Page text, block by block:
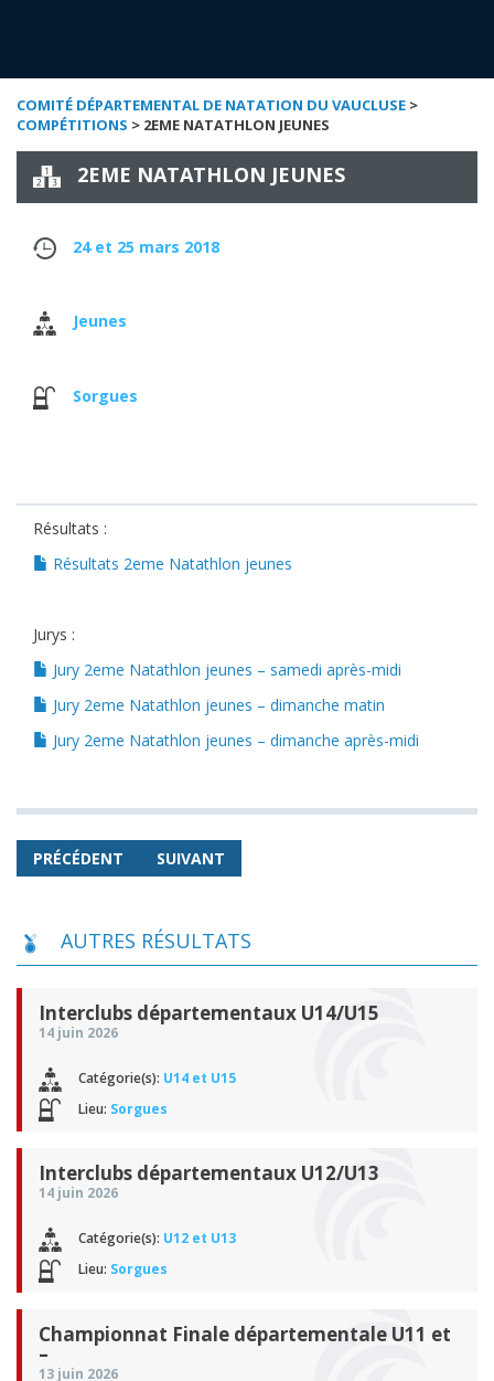
COMITÉ DÉPARTEMENTAL DE NATATION DU VAUCLUSE >
COMPÉTITIONS > 2EME NATATHLON JEUNES
2EME NATATHLON JEUNES
24 et 25 mars 2018
Jeunes
Sorgues
Résultats :
Résultats 2eme Natathlon jeunes
Jurys :
Jury 2eme Natathlon jeunes – samedi après-midi
Jury 2eme Natathlon jeunes – dimanche matin
Jury 2eme Natathlon jeunes – dimanche après-midi
PRÉCÉDENT SUIVANT
AUTRES RÉSULTATS
Interclubs départementaux U14/U15
14 juin 2026
Catégorie(s): U14 et U15
Lieu: Sorgues
Interclubs départementaux U12/U13
14 juin 2026
Catégorie(s): U12 et U13
Lieu: Sorgues
Championnat Finale départementale U11 et
–
13 juin 2026